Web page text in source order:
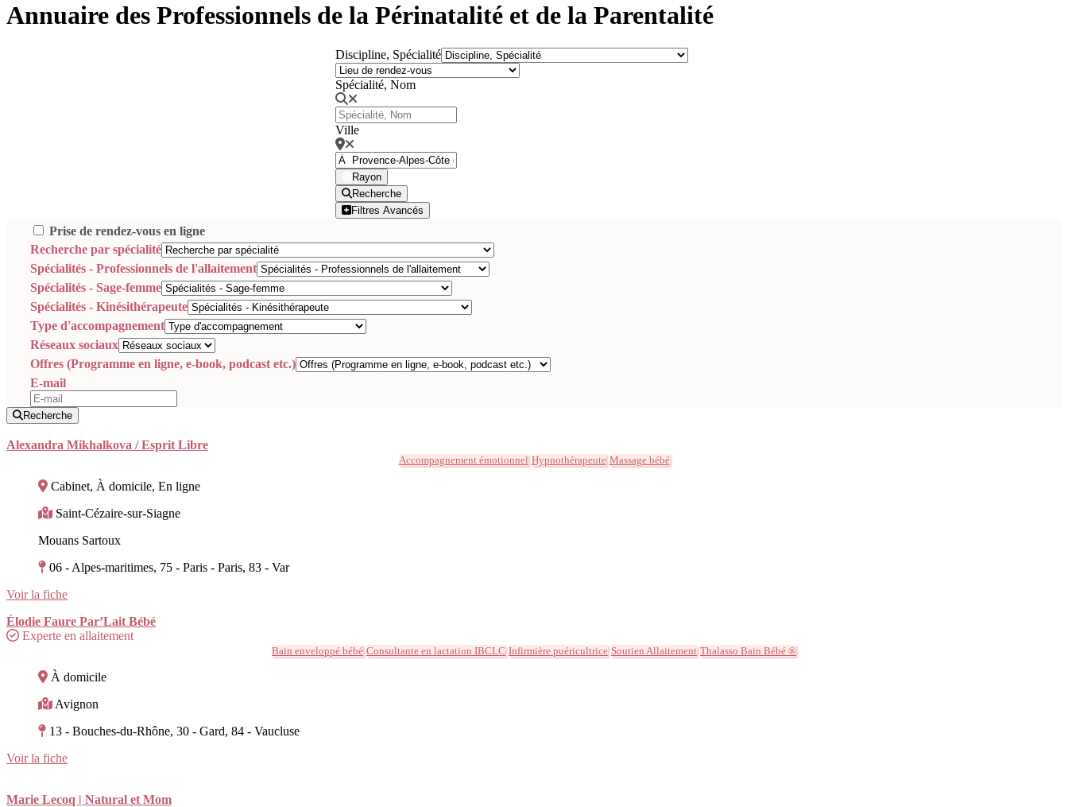
Annuaire des Professionnels de la Périnatalité et de la Parentalité
Discipline, Spécialité
Spécialité, Nom
Ville
Rayon
Recherche
Filtres Avancés
Prise de rendez-vous en ligne
Recherche par spécialité
Spécialités - Professionnels de l'allaitement
Spécialités - Sage-femme
Spécialités - Kinésithérapeute
Type d'accompagnement
Réseaux sociaux
Offres (Programme en ligne, e-book, podcast etc.)
E-mail
Recherche
Alexandra Mikhalkova / Esprit Libre
Accompagnement émotionnel Hypnothérapeute Massage bébé
Cabinet, À domicile, En ligne
Saint-Cézaire-sur-Siagne
Mouans Sartoux
06 - Alpes-maritimes, 75 - Paris - Paris, 83 - Var
Voir la fiche
Élodie Faure Par’Lait Bébé
Experte en allaitement
Bain enveloppé bébé Consultante en lactation IBCLC Infirmière puéricultrice Soutien Allaitement Thalasso Bain Bébé ®
À domicile
Avignon
13 - Bouches-du-Rhône, 30 - Gard, 84 - Vaucluse
Voir la fiche
Marie Lecoq | Natural et Mom